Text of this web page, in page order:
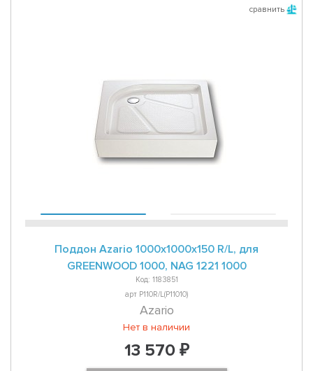
сравнить
Поддон Azario 1000x1000x150 R/L, для
GREENWOOD 1000, NAG 1221 1000
Код: 1183851
арт P110R/L(P11010)
Azario
Нет в наличии
13 570 ₽